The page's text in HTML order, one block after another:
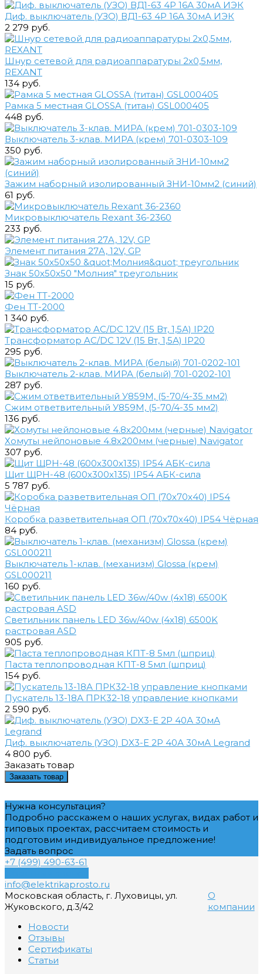
Диф. выключатель (УЗО) ВД1-63 4Р 16А 30мА ИЭК
2 279 руб.
Шнур сетевой для радиоаппаратуры 2х0,5мм,
REXANT
134 руб.
Рамка 5 местная GLOSSA (титан) GSL000405
448 руб.
Выключатель 3-клав. МИРА (крем) 701-0303-109
350 руб.
Зажим наборный изолированный ЗНИ-10мм2 (синий)
61 руб.
Микровыключатель Rexant 36-2360
233 руб.
Элемент питания 27A, 12V, GP
Знак 50х50х50 "Молния" треугольник
15 руб.
Фен ТТ-2000
1 340 руб.
Трансформатор AC/DC 12V (15 Вт, 1,5А) IP20
295 руб.
Выключатель 2-клав. МИРА (белый) 701-0202-101
287 руб.
Сжим ответвительный У859М, (5-70/4-35 мм2)
136 руб.
Хомуты нейлоновые 4.8х200мм (черные) Navigator
307 руб.
Щит ЩРН-48 (600х300х135) IP54 АБК-сила
5 787 руб.
Коробка разветвительная ОП (70х70х40) IP54 Чёрная
84 руб.
Выключатель 1-клав. (механизм) Glossa (крем)
GSL000211
160 руб.
Светильник панель LED 36w/40w (4х18) 6500K
растровая ASD
905 руб.
Паста теплопроводная КПТ-8 5мл (шприц)
154 руб.
Пускатель 13-18А ПРК32-18 управление кнопками
2 590 руб.
Диф. выключатель (УЗО) DX3-E 2Р 40А 30мА Legrand
4 800 руб.
Заказать товар
Заказать товар
Нужна консультация?
Подробно расскажем о наших услугах, видах работ и
типовых проектах, рассчитаем стоимость и
подготовим индивидуальное предложение!
Задать вопрос
+7 (499) 490-63-61
info@elektrikaprosto.ru
Московская область, г. Луховицы, ул.
Жуковского, д.3/42
О
компании
Новости
Отзывы
Сертификаты
Статьи